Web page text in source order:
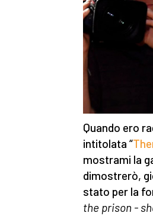
Quando ero
intitolata “
mostrami la
dimostrerò,
stato per la
the prison -